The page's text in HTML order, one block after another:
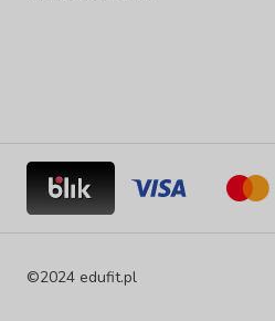
©2024 edufit.pl